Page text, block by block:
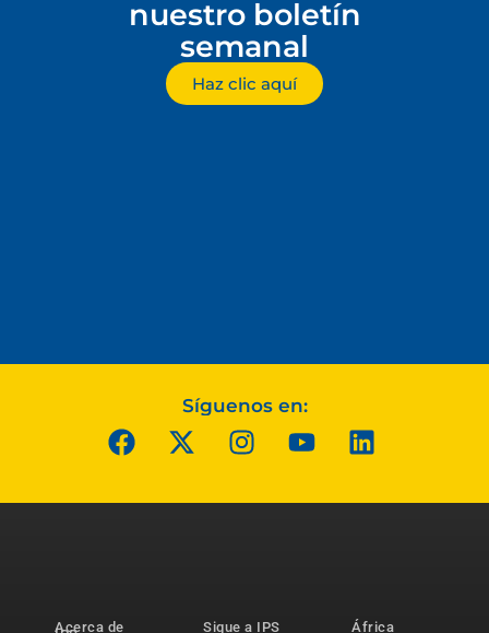
nuestro boletín
semanal
Haz clic aquí
Síguenos en:
Acerca de
Sigue a IPS
África